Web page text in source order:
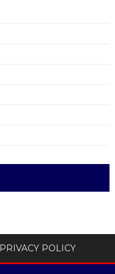
PRIVACY POLICY